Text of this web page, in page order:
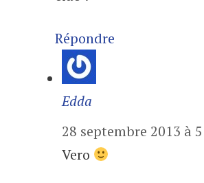
Répondre
Edda
28 septembre 2013 à
Vero